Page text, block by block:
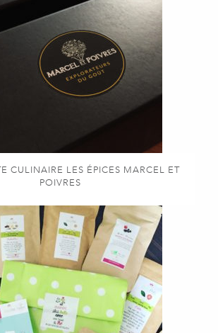
CULINAIRE LES ÉPICES MARCEL ET
POIVRES